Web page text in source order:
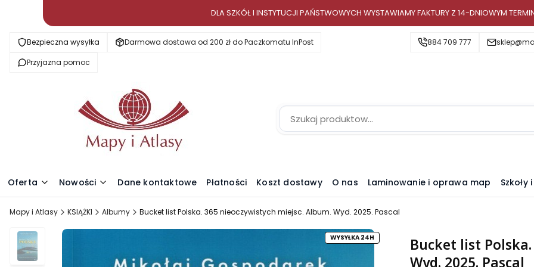
DLA SZKÓŁ I INSTYTUCJI PAŃSTWOWYCH WYSTAWIAMY FAKTURY Z 14-DNIOWYM
Bezpieczna wysyłka
Darmowa dostawa od 200 zł do Paczkomatu InPost
Przyjazna pomoc
884 709 777
Oferta Nowości Dane kontaktowe Płatności Koszt dostawy O nas Laminowanie i oprawa map
Mapy i Atlasy KSIĄŻKI Albumy Bucket list Polska. 365 nieoczywistych miejsc. Album. Wyd. 2025. Pascal
WYSYŁKA 24H
Bucket list
Wyd. 2025. Pascal